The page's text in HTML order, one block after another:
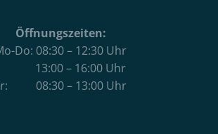
Öffnungszeiten:
Do: 08:30 – 12:30 Uhr
13:00 – 16:00 Uhr
08:30 – 13:00 Uhr